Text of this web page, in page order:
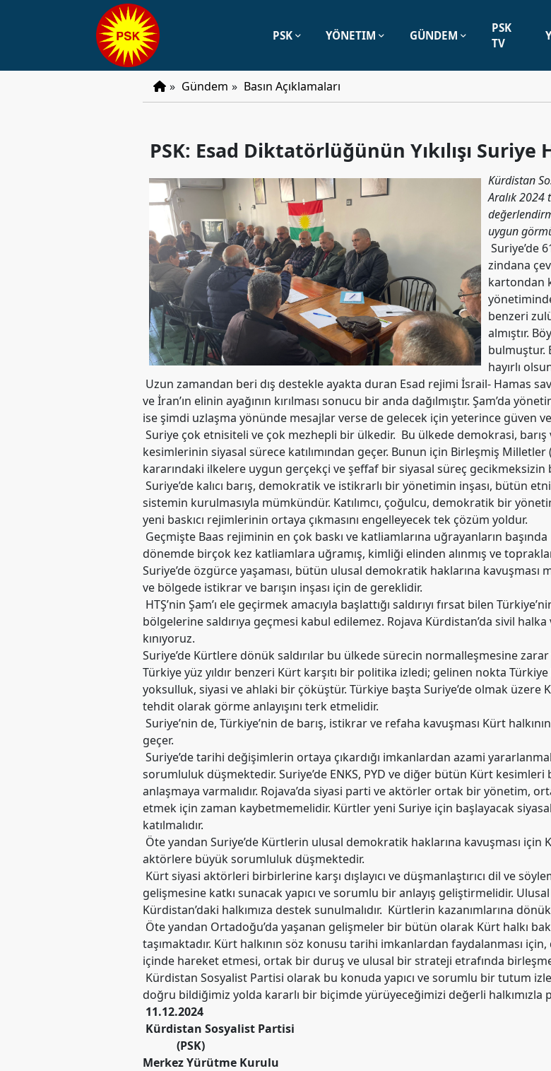
PSK YÖNETIM GÜNDEM
PSK
TV
» Gündem » Basın Açıklamaları
PSK: Esad Diktatörlüğünün Yıkılışı Suriye
Kürdistan
Aralık
uygun
Suriye’de
zindana
kartondan
benzeri
almıştır.
bulmuştur.
hayırlı
Uzun zamandan beri dış destekle ayakta duran Esad rejimi İsrail- Hamas
ve İran’ın elinin ayağının kırılması sonucu bir anda dağılmıştır. Şam’da
ise şimdi uzlaşma yönünde mesajlar verse de gelecek için yeterince güven
Suriye çok etnisiteli ve çok mezhepli bir ülkedir. Bu ülkede demokrasi,
kesimlerinin siyasal sürece katılımından geçer. Bunun için Birleşmiş Milletler
kararındaki ilkelere uygun gerçekçi ve şeffaf bir siyasal süreç gecikmeksizin
Suriye’de kalıcı barış, demokratik ve istikrarlı bir yönetimin inşası, bütün
sistemin kurulmasıyla mümkündür. Katılımcı, çoğulcu, demokratik bir
yeni baskıcı rejimlerinin ortaya çıkmasını engelleyecek tek çözüm yoldur.
Geçmişte Baas rejiminin en çok baskı ve katliamlarına uğrayanların
dönemde birçok kez katliamlara uğramış, kimliği elinden alınmış ve
Suriye’de özgürce yaşaması, bütün ulusal demokratik haklarına kavuşması
ve bölgede istikrar ve barışın inşası için de gereklidir.
HTŞ’nin Şam’ı ele geçirmek amacıyla başlattığı saldırıyı fırsat bilen
bölgelerine saldırıya geçmesi kabul edilemez. Rojava Kürdistan’da sivil halka
kınıyoruz.
Suriye’de Kürtlere dönük saldırılar bu ülkede sürecin normalleşmesine
Türkiye yüz yıldır benzeri Kürt karşıtı bir politika izledi; gelinen nokta
yoksulluk, siyasi ve ahlaki bir çöküştür. Türkiye başta Suriye’de olmak üzere
tehdit olarak görme anlayışını terk etmelidir.
Suriye’nin de, Türkiye’nin de barış, istikrar ve refaha kavuşması Kürt
geçer.
Suriye’de tarihi değişimlerin ortaya çıkardığı imkanlardan azami
sorumluluk düşmektedir. Suriye’de ENKS, PYD ve diğer bütün Kürt
anlaşmaya varmalıdır. Rojava’da siyasi parti ve aktörler ortak bir yönetim,
etmek için zaman kaybetmemelidir. Kürtler yeni Suriye için başlayacak
katılmalıdır.
Öte yandan Suriye’de Kürtlerin ulusal demokratik haklarına kavuşması için
aktörlere büyük sorumluluk düşmektedir.
Kürt siyasi aktörleri birbirlerine karşı dışlayıcı ve düşmanlaştırıcı dil ve
gelişmesine katkı sunacak yapıcı ve sorumlu bir anlayış geliştirmelidir.
Kürdistan’daki halkımıza destek sunulmalıdır. Kürtlerin kazanımlarına
Öte yandan Ortadoğu’da yaşanan gelişmeler bir bütün olarak Kürt halkı
taşımaktadır. Kürt halkının söz konusu tarihi imkanlardan faydalanması
içinde hareket etmesi, ortak bir duruş ve ulusal bir strateji etrafında
Kürdistan Sosyalist Partisi olarak bu konuda yapıcı ve sorumlu bir tutum
doğru bildiğimiz yolda kararlı bir biçimde yürüyeceğimizi değerli halkımızla
11.12.2024
Kürdistan Sosyalist Partisi
(PSK)
Merkez Yürütme Kurulu